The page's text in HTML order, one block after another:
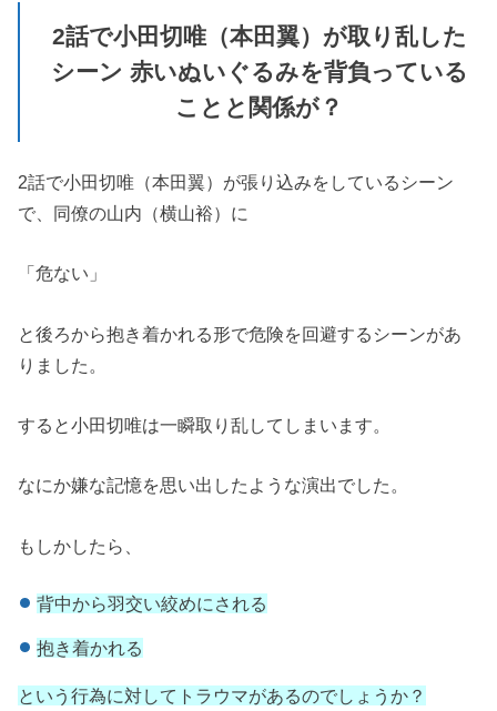
2話で小田切唯（本田翼）が取り乱した
シーン 赤いぬいぐるみを背負っている
ことと関係が？
2話で小田切唯（本田翼）が張り込みをしているシーン
で、同僚の山内（横山裕）に
「危ない」
と後ろから抱き着かれる形で危険を回避するシーンがあ
りました。
すると小田切唯は一瞬取り乱してしまいます。
なにか嫌な記憶を思い出したような演出でした。
もしかしたら、
背中から羽交い絞めにされる
抱き着かれる
という行為に対してトラウマがあるのでしょうか？